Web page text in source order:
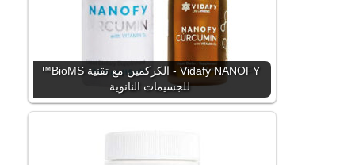
Vidafy NANOFY - الكركمين مع تقنية BioMS™
للجسيمات النانوية